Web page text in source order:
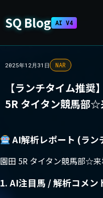
SQ Blog AI V4
2025年12月31日 NAR
【ランチタイム推
5R タイタン競馬部☆
AI解析レポート (ラン
園田 5R タイタン競馬部☆
1. AI注目馬 / 解析コメン